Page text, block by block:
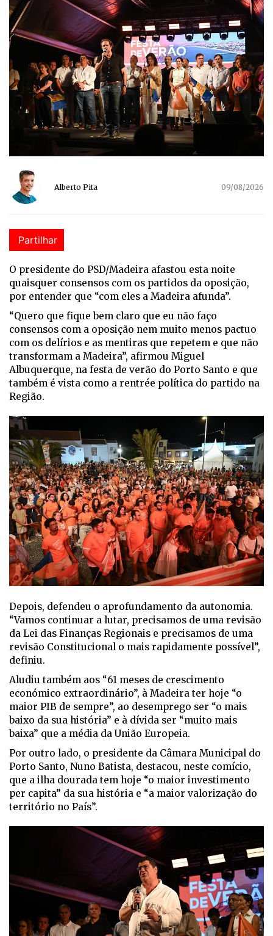
Alberto Pita 09/08/2026
Partilhar
O presidente do PSD/Madeira afastou esta noite
quaisquer consensos com os partidos da oposição,
por entender que “com eles a Madeira afunda”.
“Quero que fique bem claro que eu não faço
consensos com a oposição nem muito menos pactuo
com os delírios e as mentiras que repetem e que não
transformam a Madeira”, afirmou Miguel
Albuquerque, na festa de verão do Porto Santo e que
também é vista como a rentrée política do partido na
Região.
Depois, defendeu o aprofundamento da autonomia.
“Vamos continuar a lutar, precisamos de uma revisão
da Lei das Finanças Regionais e precisamos de uma
revisão Constitucional o mais rapidamente possível”,
definiu.
Aludiu também aos “61 meses de crescimento
económico extraordinário”, à Madeira ter hoje “o
maior PIB de sempre”, ao desemprego ser “o mais
baixo da sua história” e à dívida ser “muito mais
baixa” que a média da União Europeia.
Por outro lado, o presidente da Câmara Municipal do
Porto Santo, Nuno Batista, destacou, neste comício,
que a ilha dourada tem hoje “o maior investimento
per capita” da sua história e “a maior valorização do
território no País”.